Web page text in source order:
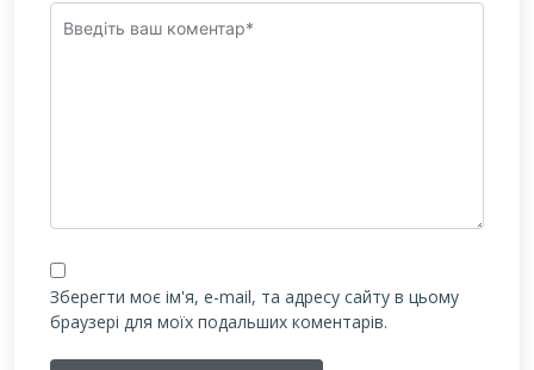
Зберегти моє ім'я, e-mail, та адресу сайту в цьому
браузері для моїх подальших коментарів.